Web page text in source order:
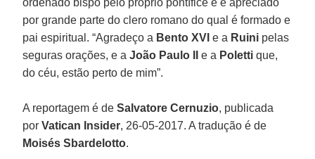
por grande parte do clero romano do qual é formado e
pai espiritual. “Agradeço a Bento XVI e a Ruini pelas
seguras orações, e aJoão Paulo II e a Poletti que,
do céu, estão perto de mim”.
A reportagem é deSalvatore Cernuzio, publicada
porVatican Insider, 26-05-2017. A tradução é de
Moisés Sbardelotto.